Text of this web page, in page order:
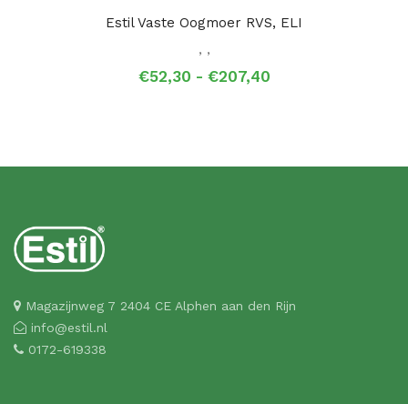
Estil Vaste Oogmoer RVS, ELI
, ,
€52,30 - €207,40Prijsklasse:
Magazijnweg 7 2404 CE Alphen aan den Rijn
info@estil.nl
0172-619338